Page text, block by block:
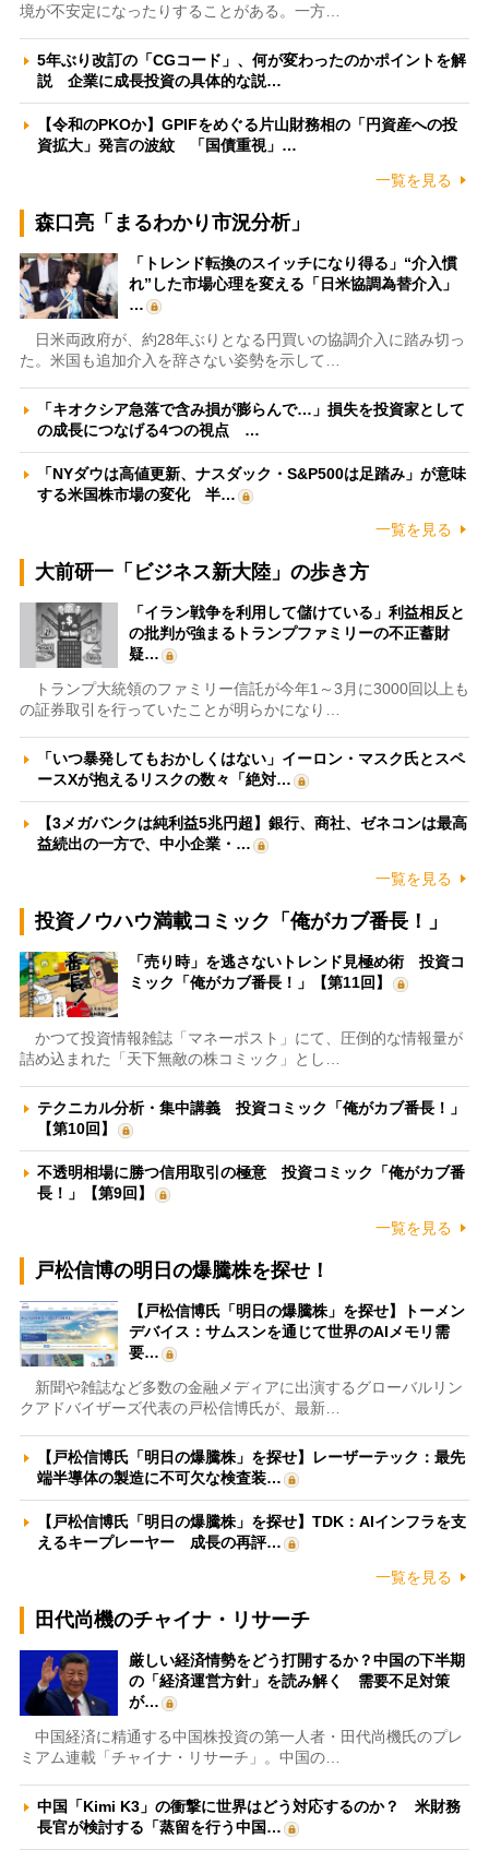
境が不安定になったりすることがある。一方…
5年ぶり改訂の「CGコード」、何が変わったのかポイントを解
説 企業に成長投資の具体的な説…
【令和のPKOか】GPIFをめぐる片山財務相の「円資産への投
資拡大」発言の波紋 「国債重視」…
一覧を見る
森口亮「まるわかり市況分析」
「トレンド転換のスイッチになり得る」“介入慣
れ”した市場心理を変える「日米協調為替介入」
…
日米両政府が、約28年ぶりとなる円買いの協調介入に踏み切っ
た。米国も追加介入を辞さない姿勢を示して…
「キオクシア急落で含み損が膨らんで…」損失を投資家として
の成長につなげる4つの視点 …
「NYダウは高値更新、ナスダック・S&P500は足踏み」が意味
する米国株市場の変化 半…
一覧を見る
大前研一「ビジネス新大陸」の歩き方
「イラン戦争を利用して儲けている」利益相反と
の批判が強まるトランプファミリーの不正蓄財
疑…
トランプ大統領のファミリー信託が今年1～3月に3000回以上も
の証券取引を行っていたことが明らかになり…
「いつ暴発してもおかしくはない」イーロン・マスク氏とスペ
ースXが抱えるリスクの数々「絶対…
【3メガバンクは純利益5兆円超】銀行、商社、ゼネコンは最高
益続出の一方で、中小企業・…
一覧を見る
投資ノウハウ満載コミック「俺がカブ番長！」
「売り時」を逃さないトレンド見極め術 投資コ
ミック「俺がカブ番長！」【第11回】
かつて投資情報雑誌「マネーポスト」にて、圧倒的な情報量が
詰め込まれた「天下無敵の株コミック」とし…
テクニカル分析・集中講義 投資コミック「俺がカブ番長！」
【第10回】
不透明相場に勝つ信用取引の極意 投資コミック「俺がカブ番
長！」【第9回】
一覧を見る
戸松信博の明日の爆騰株を探せ！
【戸松信博氏「明日の爆騰株」を探せ】トーメン
デバイス：サムスンを通じて世界のAIメモリ需
要…
新聞や雑誌など多数の金融メディアに出演するグローバルリン
クアドバイザーズ代表の戸松信博氏が、最新…
【戸松信博氏「明日の爆騰株」を探せ】レーザーテック：最先
端半導体の製造に不可欠な検査装…
【戸松信博氏「明日の爆騰株」を探せ】TDK：AIインフラを支
えるキープレーヤー 成長の再評…
一覧を見る
田代尚機のチャイナ・リサーチ
厳しい経済情勢をどう打開するか？中国の下半期
の「経済運営方針」を読み解く 需要不足対策
が…
中国経済に精通する中国株投資の第一人者・田代尚機氏のプレ
ミアム連載「チャイナ・リサーチ」。中国の…
中国「Kimi K3」の衝撃に世界はどう対応するのか？ 米財務
長官が検討する「蒸留を行う中国…